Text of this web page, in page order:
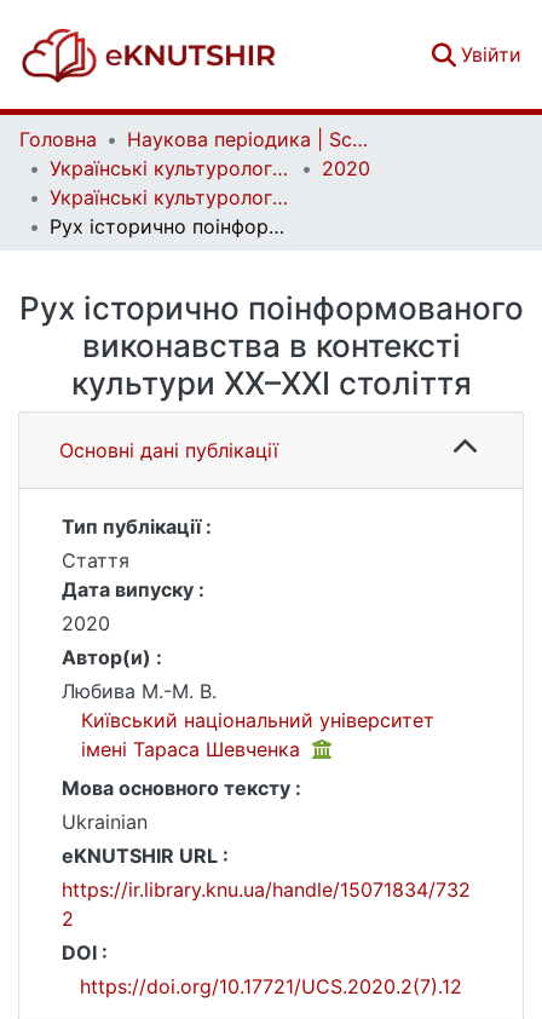
Увійти
Головна
Наукова періодика | Scientific periodicals
Українські культурологічні студії | Ukrainian Cultural Studies
2020
Українські культурологічні студії. № 2 (7)
Рух історично поінформованого виконавства в контексті культури ХХ–ХХI століття
Рух історично поінформованого
виконавства в контексті
культури ХХ–ХХI століття
Основні дані публікації
Тип публікації :
Стаття
Дата випуску :
2020
Автор(и) :
Любива М.-М. В.
Київський національний університет
імені Тараса Шевченка
Мова основного тексту :
Ukrainian
eKNUTSHIR URL :
https://ir.library.knu.ua/handle/15071834/732
2
DOI :
https://doi.org/10.17721/UCS.2020.2(7).12